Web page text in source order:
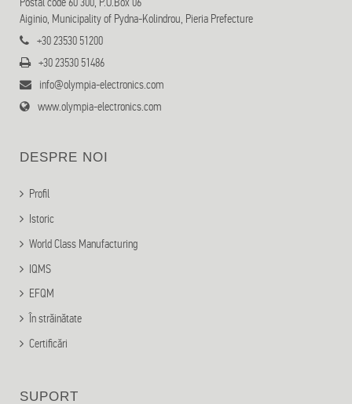
Aiginio, Municipality of Pydna-Kolindrou, Pieria Prefecture
+30 23530 51200
+30 23530 51486
info@olympia-electronics.com
www.olympia-electronics.com
DESPRE NOI
Profil
Istoric
World Class Manufacturing
IQMS
EFQM
În străinătate
Certificări
SUPORT